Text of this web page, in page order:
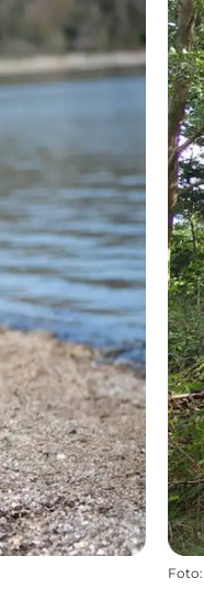
Foto: